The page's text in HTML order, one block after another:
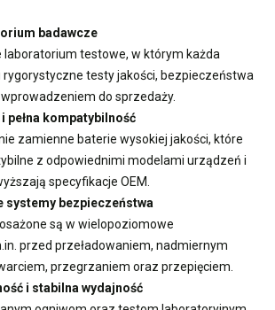
badawcze
laboratorium testowe, w którym każda
testy jakości, bezpieczeństwa
do sprzedaży.
pełna kompatybilność
zamienne baterie wysokiej jakości, które
z odpowiednimi modelami urządzeń i
specyfikacje OEM.
systemy bezpieczeństwa
są w wielopoziomowe
przed przeładowaniem, nadmiernym
przegrzaniem oraz przepięciem.
i stabilna wydajność